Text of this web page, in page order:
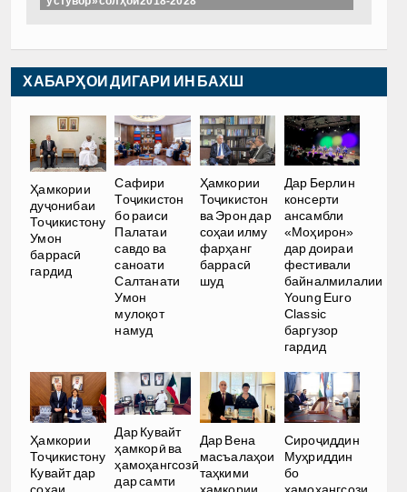
ХАБАРҲОИ ДИГАРИ ИН БАХШ
Ҳамкории
дуҷонибаи
Тоҷикистону
Умон
баррасӣ
гардид
Сафири
Тоҷикистон
бо раиси
Палатаи
савдо ва
саноати
Салтанати
Умон
мулоқот
намуд
Ҳамкории
Тоҷикистон
ва Эрон дар
соҳаи илму
фарҳанг
баррасӣ
шуд
Дар Берлин
консерти
ансамбли
«Моҳирон»
дар доираи
фестивали
байналмилалии
Young Euro
Classic
баргузор
гардид
Ҳамкории
Тоҷикистону
Кувайт дар
соҳаи
Дар Кувайт
ҳамкорӣ ва
ҳамоҳангсозӣ
дар самти
Дар Вена
масъалаҳои
таҳкими
ҳамкории
Сироҷиддин
Муҳриддин
бо
ҳамоҳангсози